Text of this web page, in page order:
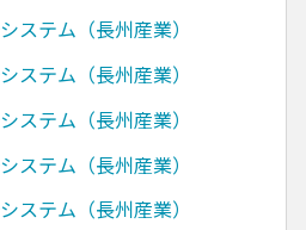
ステム（長州産業）
ステム（長州産業）
ステム（長州産業）
ステム（長州産業）
ステム（長州産業）